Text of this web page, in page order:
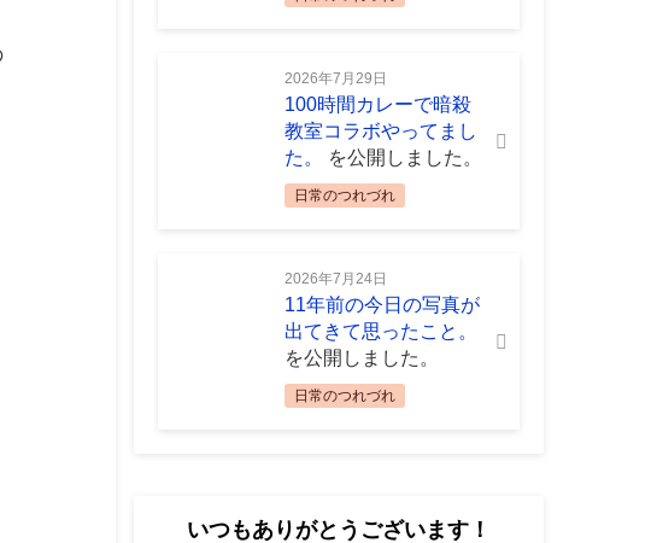
2026年7月29日
100時間カレーで暗殺
教室コラボやってまし
た。
を公開しました。
日常のつれづれ
2026年7月24日
11年前の今日の写真が
出てきて思ったこと。
を公開しました。
日常のつれづれ
いつもありがとうございます！